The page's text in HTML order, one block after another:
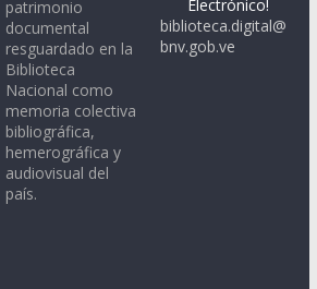
patrimonio
documental
resguardado en la
Biblioteca
Nacional como
memoria colectiva
bibliográfica,
hemerográfica y
audiovisual del
país.
Electrónico!
biblioteca.digital@
bnv.gob.ve